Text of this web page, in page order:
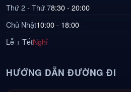
Thứ 2 - Thứ 78:30 - 20:00
Chủ Nhật10:00 - 18:00
Lễ + TếtNghỉ
HƯỚNG DẪN ĐƯỜNG ĐI